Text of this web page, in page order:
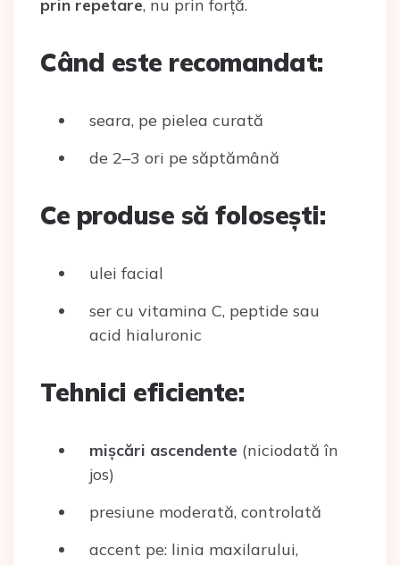
prin repetare, nu prin forță.
Când este recomandat:
seara, pe pielea curată
de 2–3 ori pe săptămână
Ce produse să folosești:
ulei facial
ser cu vitamina C, peptide sau
acid hialuronic
Tehnici eficiente:
mișcări ascendente (niciodată în
jos)
presiune moderată, controlată
accent pe: linia maxilarului,